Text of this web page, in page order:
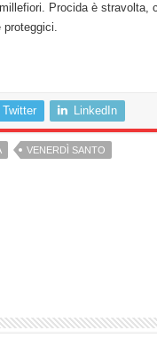
Procida è
proteggici.
Twitter LinkedIn
VENERDÌ SANTO